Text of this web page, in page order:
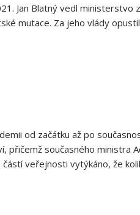
Jan Blatný vedl ministerstvo
mutace. Za jeho vlády
od začátku až po
současného ministra
veřejnosti vytýkáno, že